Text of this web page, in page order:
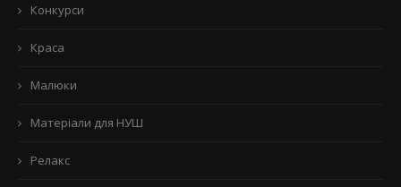
Конкурси
Краса
Малюки
Матеріали для НУШ
Релакс